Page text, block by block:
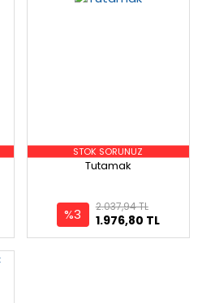
STOK SORUNUZ
Tutamak
%3 1.976,80 TL
2.037,94 TL